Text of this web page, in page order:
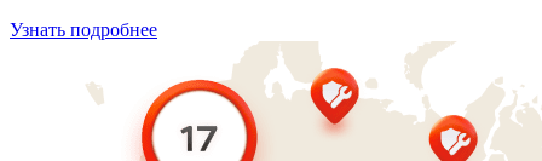
Узнать подробнее